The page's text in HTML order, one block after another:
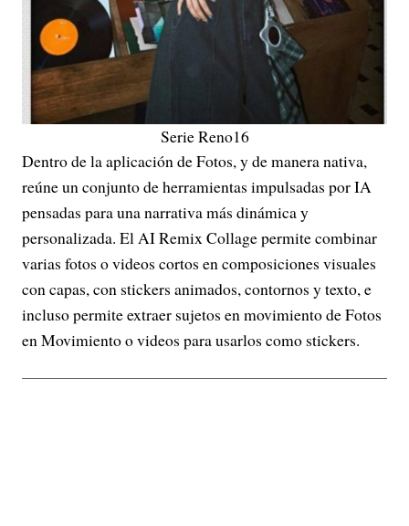
Serie Reno16
Dentro de la aplicación de Fotos, y de manera nativa,
reúne un conjunto de herramientas impulsadas por IA
pensadas para una narrativa más dinámica y
personalizada. El AI Remix Collage permite combinar
varias fotos o videos cortos en composiciones visuales
con capas, con stickers animados, contornos y texto, e
incluso permite extraer sujetos en movimiento de Fotos
en Movimiento o videos para usarlos como stickers.